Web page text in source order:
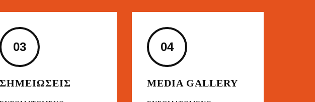
03
ΣΗΜΕΙΩΣΕΙΣ
04
MEDIA GALLERY